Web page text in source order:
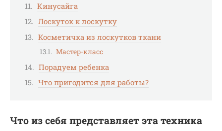
Кинусайга
Лоскуток к лоскутку
Косметичка из лоскутков ткани
Мастер-класс
Порадуем ребенка
Что пригодится для работы?
Что из себя представляет эта техника